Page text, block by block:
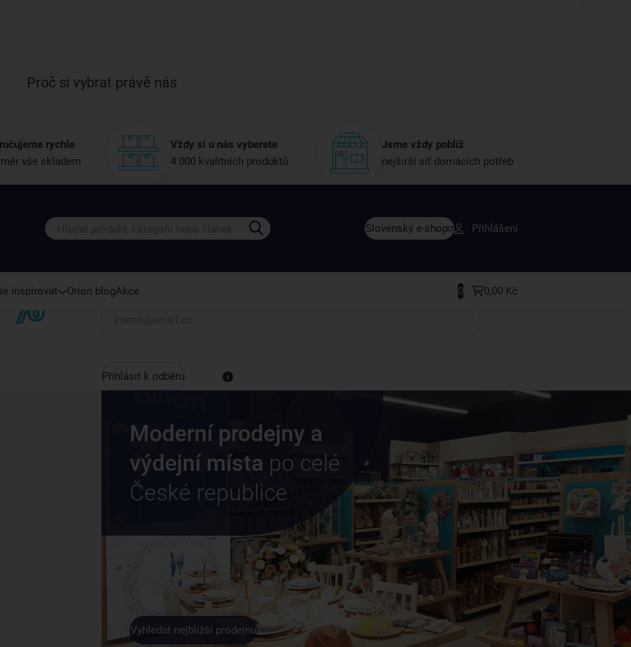
Proč si vybrat právě nás
rychle
vše skladem
Vždy si u nás vyberete
4 000 kvalitních produktů
Jsme vždy poblíž
nejširší síť domácích potřeb
Slovenský e-shop Přihlášení
inspirovat Orion blogAkce 0 0,00 Kč
Přihlaste se k odběru našeho newsletteru.
Váš e-mail
Přihlásit k odběru
Moderní prodejny a
výdejní místa po celé
České republice
Vyhledat nejbližší prodejnu